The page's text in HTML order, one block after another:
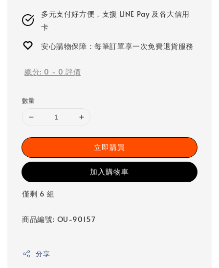
多元支付好方便，支援 LINE Pay 及各大信用
卡
安心購物保障：每筆訂單享一次免費退貨服務
總分: 0 - 0 評價
數量
立即購買
加入購物車
僅剩 6 組
商品編號: OU-90157
分享